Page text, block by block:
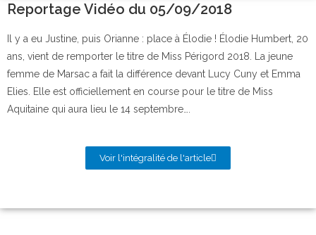
Reportage Vidéo du 05/09/2018
Il y a eu Justine, puis Orianne : place à Élodie ! Élodie Humbert, 20
ans, vient de remporter le titre de Miss Périgord 2018. La jeune
femme de Marsac a fait la différence devant Lucy Cuny et Emma
Elies. Elle est officiellement en course pour le titre de Miss
Aquitaine qui aura lieu le 14 septembre….
Voir l'intégralité de l'article